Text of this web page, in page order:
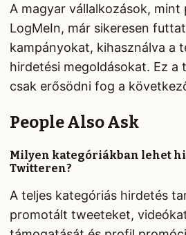
A magyar vállalkozások, mint
LogMeIn, már sikeresen
kampányokat, kihasználva a
hirdetési megoldásokat. Ez a
csak erősödni fog a
People Also Ask
Milyen kategóriákban lehet
Twitteren?
A teljes kategóriás hirdetés
promotált tweeteket,